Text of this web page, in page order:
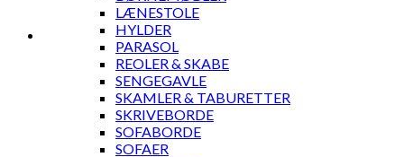
LÆNESTOLE
HYLDER
PARASOL
REOLER & SKABE
SENGEGAVLE
SKAMLER & TABURETTER
SKRIVEBORDE
SOFABORDE
SOFAER